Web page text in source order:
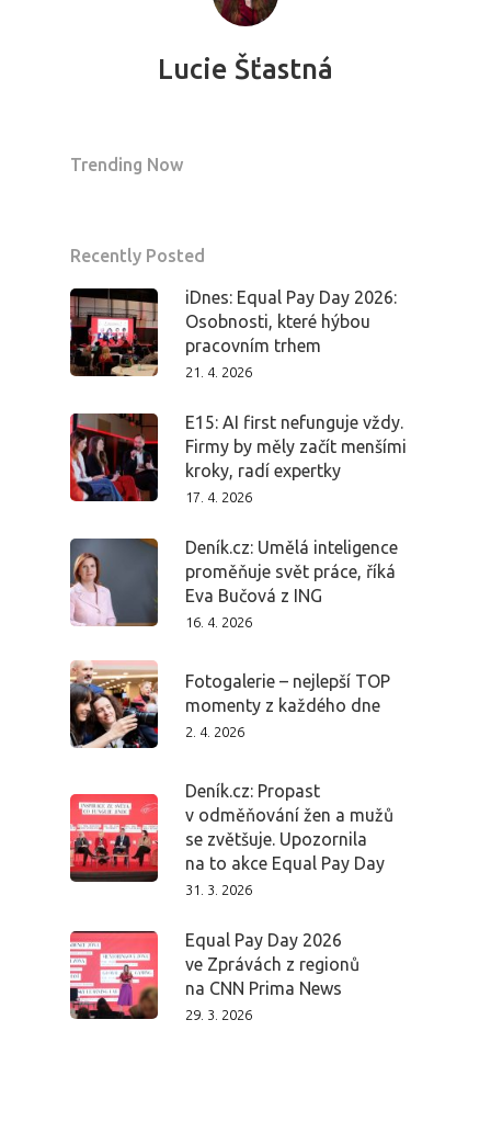
Lucie Šťastná
Trending Now
Recently Posted
iDnes: Equal Pay Day 2026:
Osobnosti, které hýbou
pracovním trhem
21. 4. 2026
E15: AI first nefunguje vždy.
Firmy by měly začít menšími
kroky, radí expertky
17. 4. 2026
Deník.cz: Umělá inteligence
proměňuje svět práce, říká
Eva Bučová z ING
16. 4. 2026
Fotogalerie – nejlepší TOP
momenty z každého dne
2. 4. 2026
Deník.cz: Propast
v odměňování žen a mužů
se zvětšuje. Upozornila
na to akce Equal Pay Day
31. 3. 2026
Equal Pay Day 2026
ve Zprávách z regionů
na CNN Prima News
29. 3. 2026